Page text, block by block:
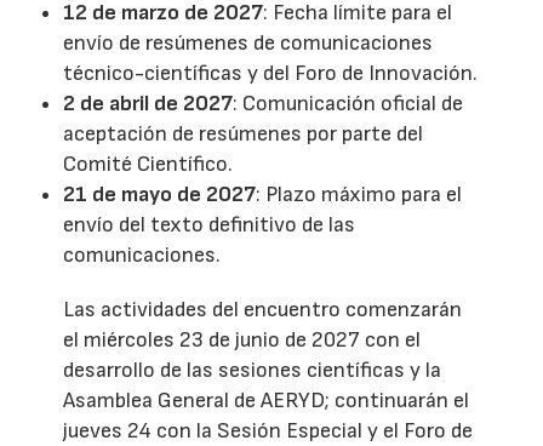
12 de marzo de 2027: Fecha límite para el
envío de resúmenes de comunicaciones
técnico-científicas y del Foro de Innovación.
2 de abril de 2027: Comunicación oficial de
aceptación de resúmenes por parte del
Comité Científico.
21 de mayo de 2027: Plazo máximo para el
envío del texto definitivo de las
comunicaciones.
Las actividades del encuentro comenzarán
el miércoles 23 de junio de 2027 con el
desarrollo de las sesiones científicas y la
Asamblea General de AERYD; continuarán el
jueves 24 con la Sesión Especial y el Foro de